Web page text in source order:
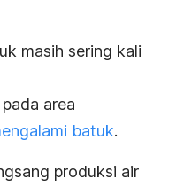
masih sering kali
area
batuk.
produksi air